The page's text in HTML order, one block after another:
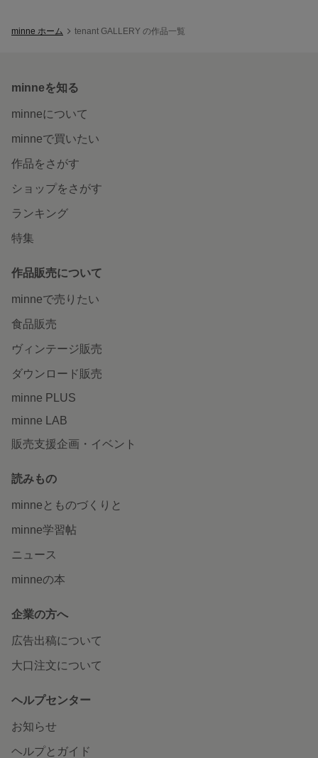
minne ホーム tenant GALLERY の作品一覧
minneを知る
minneについて
minneで買いたい
作品をさがす
ショップをさがす
ランキング
特集
作品販売について
minneで売りたい
食品販売
ヴィンテージ販売
ダウンロード販売
minne PLUS
minne LAB
販売支援企画・イベント
読みもの
minneとものづくりと
minne学習帖
ニュース
minneの本
企業の方へ
広告出稿について
大口注文について
ヘルプセンター
お知らせ
ヘルプとガイド